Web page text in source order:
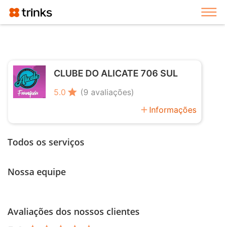
CLUBE DO ALICATE 706 SUL
5.0 star (9 avaliações)
add Informações
Todos os serviços
Nossa equipe
Avaliações dos nossos clientes